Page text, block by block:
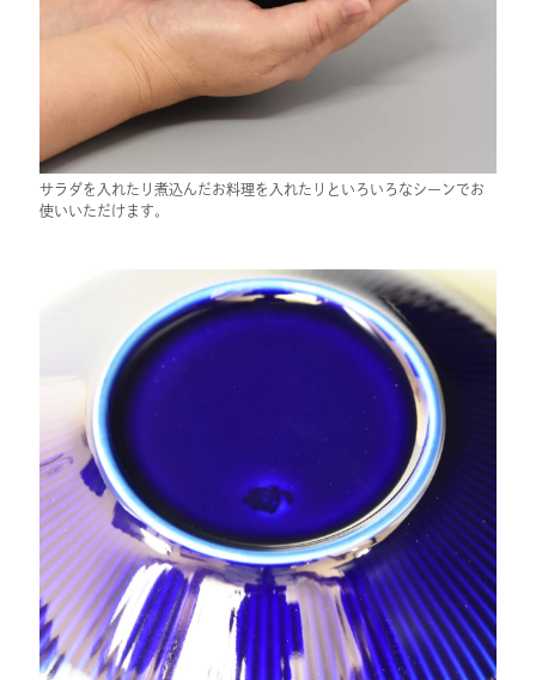
サラダを入れたり煮込んだお料理を入れたりといろいろなシーンでお
使いいただけます。